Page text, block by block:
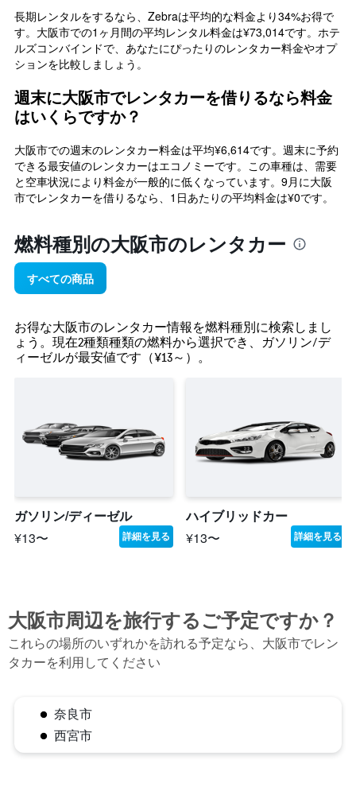
長期レンタルをするなら、Zebraは平均的な料金より34%お得で
す。大阪市での1ヶ月間の平均レンタル料金は¥73,014です。ホテ
ルズコンバインドで、あなたにぴったりのレンタカー料金やオプ
ションを比較しましょう。
週末に大阪市でレンタカーを借りるなら料金
はいくらですか？
大阪市での週末のレンタカー料金は平均¥6,614です。週末に予約
できる最安値のレンタカーはエコノミーです。この車種は、需要
と空車状況により料金が一般的に低くなっています。9月に大阪
市でレンタカーを借りるなら、1日あたりの平均料金は¥0です。
燃料種別の大阪市​のレンタカー
すべての商品
​お得な大阪市​のレンタカー情報を燃料種別に検索しまし
ょう。​現在2種類種類の燃料から選択でき、ガソリン/デ
ィーゼルが最安値です（¥13​～）。
ガソリン/ディーゼル
¥13〜
詳細を見る
ハイブリッドカー
¥13〜
詳細を見る
大阪市​周辺を旅行するご予定ですか？
これらの場所のいずれかを訪れる予定なら、大阪市​でレン
タカーを利用してください
奈良市
西宮市